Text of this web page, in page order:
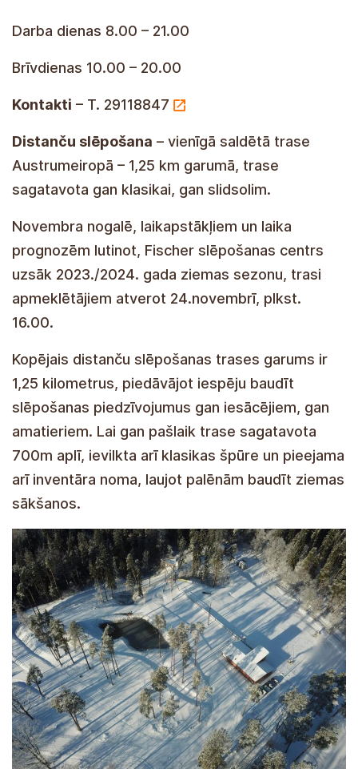
Darba dienas 8.00 – 21.00
Brīvdienas 10.00 – 20.00
Kontakti – T. 29118847
Distanču slēpošana – vienīgā saldētā trase
Austrumeiropā – 1,25 km garumā, trase
sagatavota gan klasikai, gan slidsolim.
Novembra nogalē, laikapstākļiem un laika
prognozēm lutinot, Fischer slēpošanas centrs
uzsāk 2023./2024. gada ziemas sezonu, trasi
apmeklētājiem atverot 24.novembrī, plkst.
16.00.
Kopējais distanču slēpošanas trases garums ir
1,25 kilometrus, piedāvājot iespēju baudīt
slēpošanas piedzīvojumus gan iesācējiem, gan
amatieriem. Lai gan pašlaik trase sagatavota
700m aplī, ievilkta arī klasikas špūre un pieejama
arī inventāra noma, laujot palēnām baudīt ziemas
sākšanos.